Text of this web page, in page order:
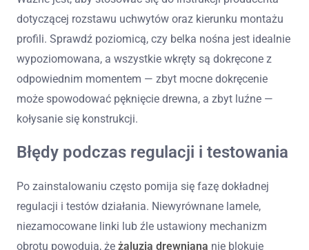
dotyczącej rozstawu uchwytów oraz kierunku montażu
profili. Sprawdź poziomicą, czy belka nośna jest idealnie
wypoziomowana, a wszystkie wkręty są dokręcone z
odpowiednim momentem — zbyt mocne dokręcenie
może spowodować pęknięcie drewna, a zbyt luźne —
kołysanie się konstrukcji.
Błędy podczas regulacji i testowania
Po zainstalowaniu często pomija się fazę dokładnej
regulacji i testów działania. Niewyrównane lamele,
niezamocowane linki lub źle ustawiony mechanizm
obrotu powodują, że żaluzja drewniana nie blokuje